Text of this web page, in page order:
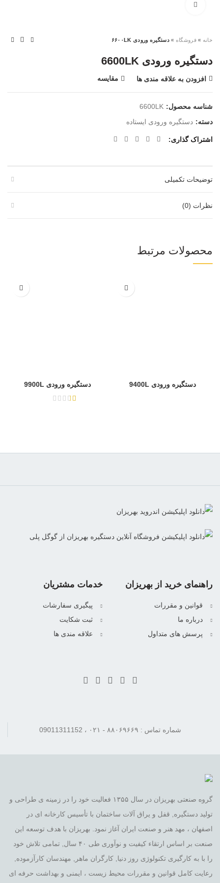
خانه »فروشگاه »دستگیره ورودی ۶۶۰۰LK
دستگیره ورودی 6600LK
افزودن به علاقه مندی ها مقایسه
شناسه محصول: 6600LK
دسته: دستگیره ورودی ایستاده
اشتراک گذاری
توضیحات تکمیلی
نظرات (0)
محصولات مرتبط
دستگیره ورودی 9400L دستگیره ورودی 9900L
خدمات مشتریان
پیگیری سفارشات
ثبت شکایت
علاقه مندی ها
راهنمای خرید از بهریزان
قوانین و مقررات
درباره ما
پرسش های متداول
شماره تماس : ۸۸۰۶۹۶۶۹ - ۰۲۱ ، 09011311152
گروه صنعتی بهریزان در سال ۱۳۵۵ فعالیت خود را در زمینه ی طراحی و
تولید دستگیره, قفل و یراق آلات ساختمان با تأسیس کارخانه ای در
اصفهان ، مهد هنر و صنعت ایران آغاز نمود. بهریزان با هدف توسعه این
صنعت بر اساس ارتقاء کیفیت و نوآوری طی ۴۰ سال, تمامی تلاش خود
را با به کارگیری تکنولوژی روز دنیا, کارگران ماهر, مهندسان کارآزموده,
رعایت کامل قوانین و مقررات محیط زیست ، ایمنی و بهداشت حرفه ای